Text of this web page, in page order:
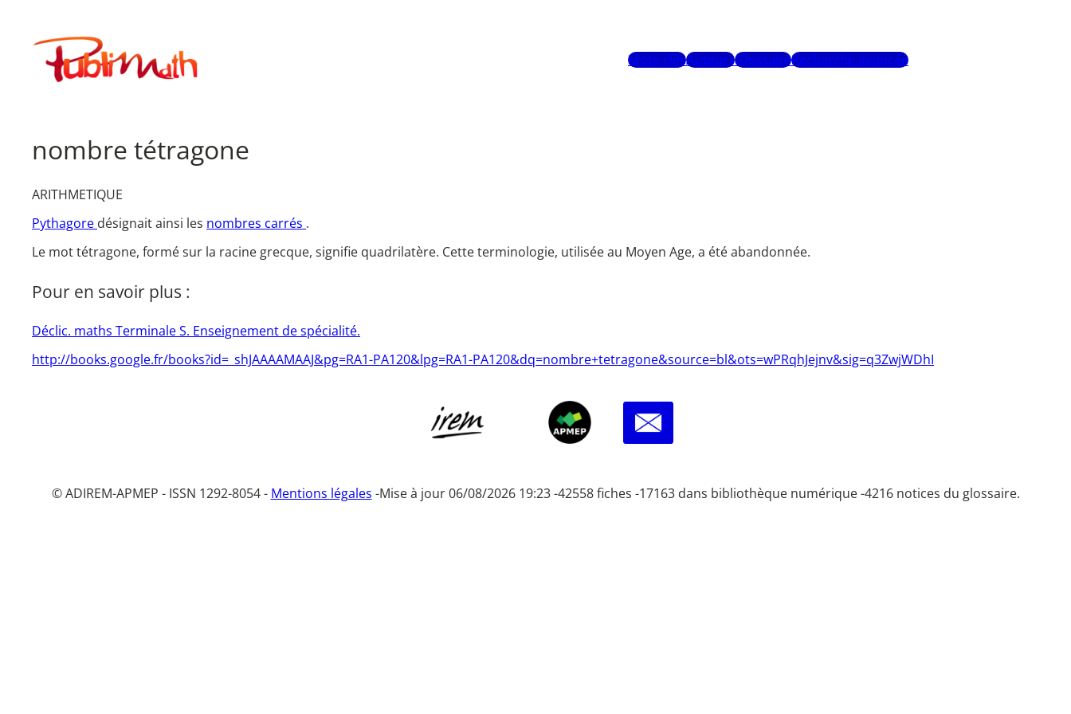
contenuPublimath
Mots-clésAuteursGlossaireRecherche avancée
nombre tétragone
ARITHMETIQUE
Pythagore désignait ainsi les nombres carrés .
Le mot tétragone, formé sur la racine grecque, signifie quadrilatère. Cette terminologie, utilisée au Moyen Age, a été abandonnée.
Pour en savoir plus :
Déclic. maths Terminale S. Enseignement de spécialité.
http://books.google.fr/books?id=_shJAAAAMAAJ&pg=RA1-PA120&lpg=RA1-PA120&dq=nombre+tetragone&source=bl&ots=wPRqhJejnv&sig=q3ZwjWDhI
© ADIREM-APMEP - ISSN 1292-8054 - Mentions légales -Mise à jour 06/08/2026 19:23 -42558 fiches -17163 dans bibliothèque numérique -4216 notices du glossaire.